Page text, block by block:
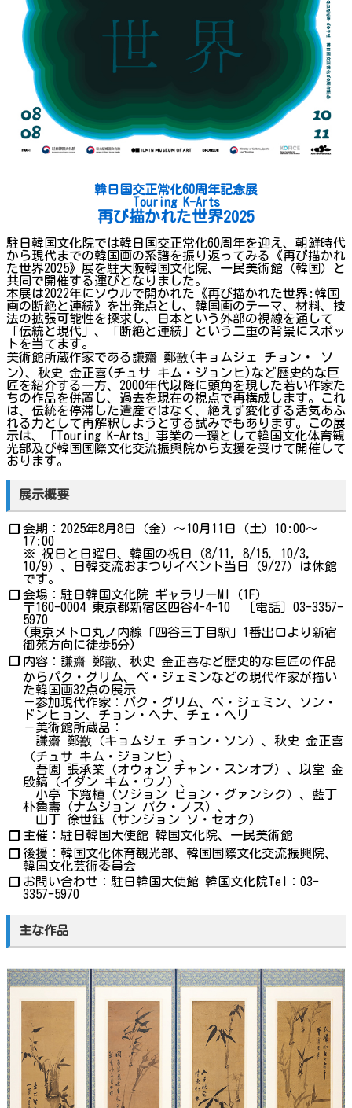
韓日国交正常化60周年記念展
Touring K-Arts
再び描かれた世界2025
駐日韓国文化院では韓日国交正常化60周年を迎え、朝鮮時代
から現代までの韓国画の系譜を振り返ってみる《再び描かれ
た世界2025》展を駐大阪韓国文化院、一民美術館（韓国）と
共同で開催する運びとなりました。
本展は2022年にソウルで開かれた《再び描かれた世界:韓国
画の断絶と連続》を出発点とし、韓国画のテーマ、材料、技
法の拡張可能性を探求し、日本という外部の視線を通して
「伝統と現代」、「断絶と連続」という二重の背景にスポッ
トを当てます。
美術館所蔵作家である謙齋 鄭敾(キョムジェ チョン・ ソ
ン)、秋史 金正喜(チュサ キム・ジョンヒ)など歴史的な巨
匠を紹介する一方、2000年代以降に頭角を現した若い作家た
ちの作品を併置し、過去を現在の視点で再構成します。これ
は、伝統を停滞した遺産ではなく、絶えず変化する活気あふ
れる力として再解釈しようとする試みでもあります。この展
示は、「Touring K-Arts」事業の一環として韓国文化体育観
光部及び韓国国際文化交流振興院から支援を受けて開催して
おります。
展示概要
❐ 会期：2025年8月8日（金）～10月11日（土）10:00～
17:00
※ 祝日と日曜日、韓国の祝日（8/11, 8/15, 10/3,
10/9）、日韓交流おまつりイベント当日（9/27）は休館
です。
❐ 会場：駐日韓国文化院 ギャラリーMI（1F）
〒160-0004 東京都新宿区四谷4-4-10 ［電話］03-3357-
5970
(東京メトロ丸ノ内線「四谷三丁目駅」1番出口より新宿
御苑方向に徒歩5分)
❐ 内容：謙齋 鄭敾、秋史 金正喜など歴史的な巨匠の作品
からパク・グリム、ペ・ジェミンなどの現代作家が描い
た韓国画32点の展示
－参加現代作家：パク・グリム、ペ・ジェミン、ソン・
ドンヒョン、チョン・ヘナ、チェ・ヘリ
－美術館所蔵品：
謙齋 鄭敾（キョムジェ チョン・ソン）、秋史 金正喜
（チュサ キム・ジョンヒ）、
吾園 張承業（オウォン チャン・スンオプ）、以堂 金
殷鎬（イダン キム・ウノ）、
小亭 卞寬植（ソジョン ビョン・グァンシク）、藍丁
朴魯壽（ナムジョン パク・ノス）、
山丁 徐世鈺（サンジョン ソ・セオク）
❐ 主催：駐日韓国大使館 韓国文化院、一民美術館
❐ 後援：韓国文化体育観光部、韓国国際文化交流振興院、
韓国文化芸術委員会
❐ お問い合わせ：駐日韓国大使館 韓国文化院Tel：03-
3357-5970
主な作品